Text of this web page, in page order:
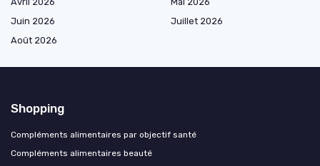
Juin 2026
Juillet 2026
Août 2026
Shopping
Compléments alimentaires par objectif santé
Compléments alimentaires beauté